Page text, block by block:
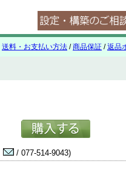
送料・お支払い方法 /商品保証 /返品
/ 077-514-9043)